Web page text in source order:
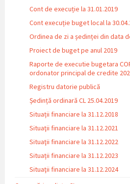
Cont de execuție la 31.01.2019
Cont execuție buget local la
Ordinea de zi a ședinței din data
Proiect de buget pe anul 2019
Raporte de executie bugetara
ordonator principal de credite
Registru datorie publică
Ședință ordinară CL 25.04.2019
Situații financiare la 31.12.2018
Situaţii financiare la 31.12.2021
Situaţii financiare la 31.12.2022
Situații financiare la 31.12.2023
Situaţii financiare la 31.12.2024